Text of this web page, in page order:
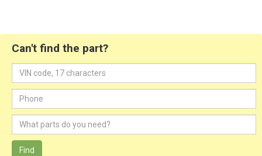
Can't find the part?
Find